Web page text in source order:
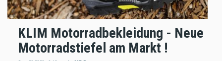
KLIM Motorradbekleidung - Neue
Motorradstiefel am Markt !